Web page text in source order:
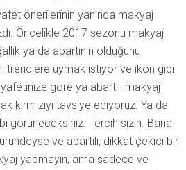
önerilerinin yanında makyaj
Öncelikle 2017 sezonu makyaj
ya da abartının olduğunu
trendlere uymak istiyor ve ikon gibi
göre ya abartılı makyaj
kırmızıyı tavsiye ediyoruz. Ya da
görüneceksiniz. Tercih sizin. Bana
ve abartılı, dikkat çekici bir
yapmayın, ama sadece ve